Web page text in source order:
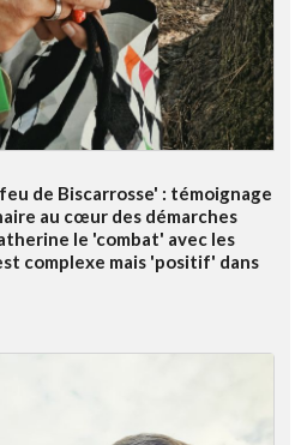
de Biscarrosse' : témoignage
au cœur des démarches
le 'combat' avec les
complexe mais 'positif' dans